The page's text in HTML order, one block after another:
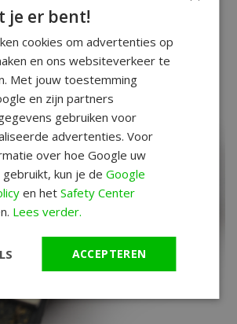
je er bent!
cookies om advertenties op
en ons websiteverkeer te
Met jouw toestemming
en zijn partners
gebruiken voor
advertenties. Voor
over hoe Google uw
gebruikt, kun je deGoogle
en hetSafety Center
Lees verder.
ACCEPTEREN